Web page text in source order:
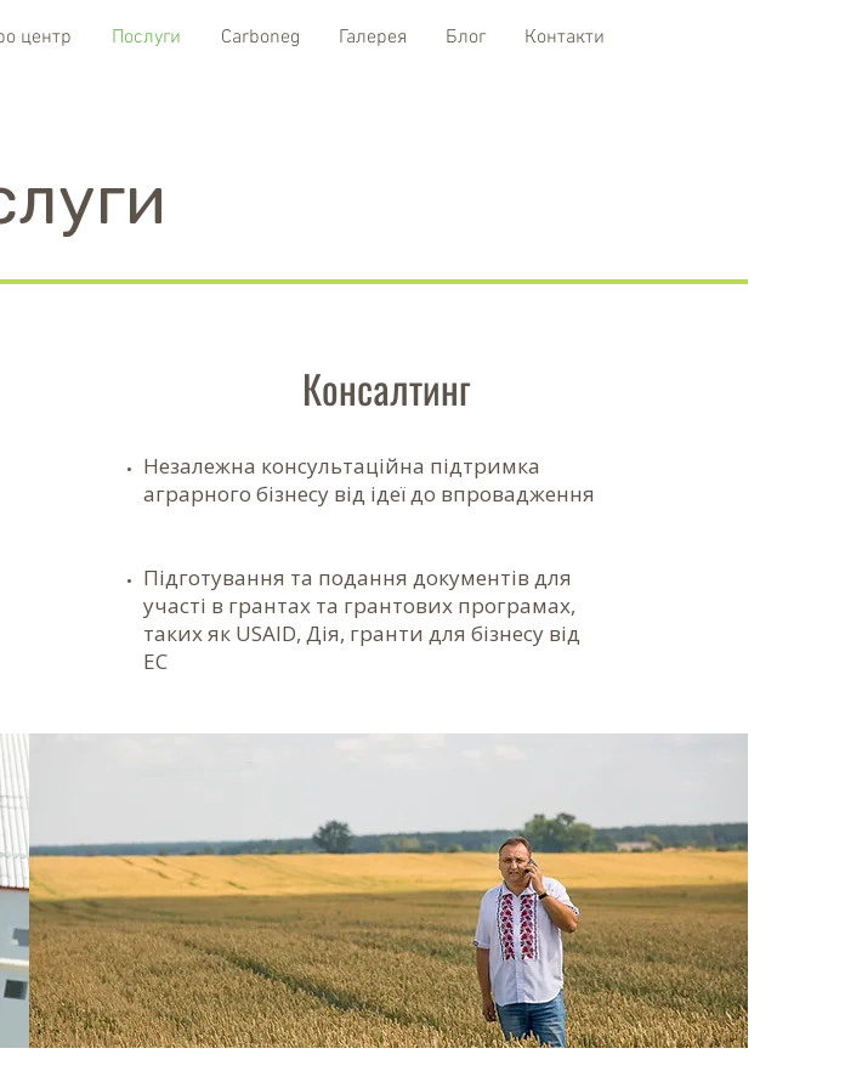
центр Послуги Carboneg Галерея Блог Контакти
Консалтинг
Незалежна консультаційна підтримка
аграрного бізнесу від ідеї до впровадження
Підготування та подання документів для
участі в грантах та грантових програмах,
таких як USAID, Дія, гранти для бізнесу від
ЕС